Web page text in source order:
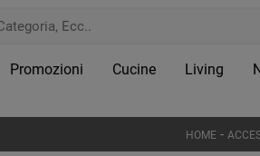
Promozioni Cucine Living
HOME-